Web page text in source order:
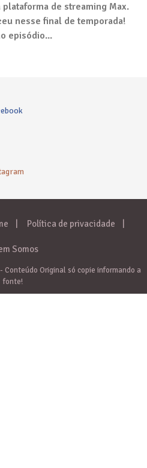
de streaming Max.
nesse final de temporada!
episódio...
Política de privacidade
Somos
Conteúdo Original só copie informando a
fonte!